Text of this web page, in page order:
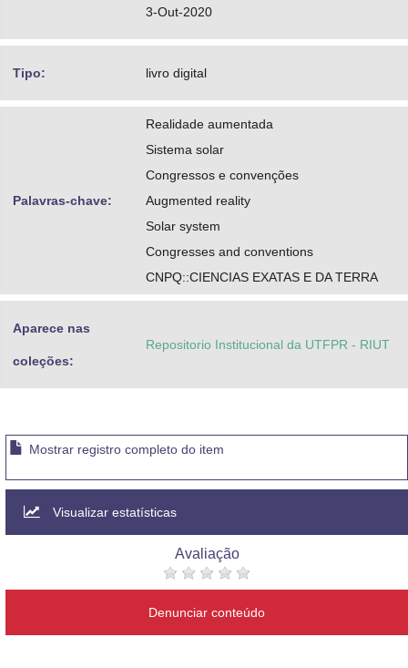
3-Out-2020
Tipo: livro digital
Palavras-chave:
Realidade aumentada
Sistema solar
Congressos e convenções
Augmented reality
Solar system
Congresses and conventions
CNPQ::CIENCIAS EXATAS E DA TERRA
Aparece nas
coleções:
Repositorio Institucional da UTFPR - RIUT
Mostrar registro completo do item
Visualizar estatísticas
Avaliação
Denunciar conteúdo